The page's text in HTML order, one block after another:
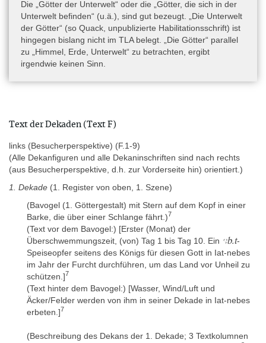
Ideogrammstrich sowie Pluralstrichen (ein Hinweis für eine
Herkunft aus der gleichen Werkstatt).
Sprache
Ägyptisch-Koptisch » Ägyptisch » Mittelägyptisch » traditionelles
das Neue Reich zurückgeht (Leitz 1995, 39: „NR ?“). Für die
Inschrift der 4. Dekade findet sich eine Parallele auf einem Naos
aus der Zeit Nektanebos’ II., die zeigt, dass die Überlieferung auf
dem Naos der Dekaden ziemlich fehlerhaft ist. Die horizontale
Bänderinschrift hat die typische Dreifachsetzung des Alten Reichs
beim Substantiv Plural, sogar beim Partizip Plural, vielleicht um
ihn den Eindruck eines altehrwürdigen Textes zu verleihen. Die
Kosmogonie enthält eine narrative Konstruktion, die vielleicht
sprachgeschichtlich auf die 18. oder 19. Dynastie zurückgeht
(Vernus, Stauder:
ḫpr swt in Z. E.12). Andererseits finden sich in
der Kosmogonie auch sprachlich neuägyptische oder demotische
Merkmale: die Präposition m in der pronominalen Form n-jm
E.19); ein zweigliedriger pw -Satz (Z. E.18) sowie zweimal ein
-Satz (Z. E.14 und E.18-19), jeweils nach dem
Umstandskonverter
jw
Bearbeitungsgeschichte
Die „Götter der Unterwelt“ oder die „Götter, die sich in der
Unterwelt befinden“ (u.ä.), sind gut bezeugt. „Die Unterwelt
der Götter“ (so Quack, unpublizierte Habilitationsschrift) ist
hingegen bislang nicht im TLA belegt. „Die Götter“ parallel
zu „Himmel, Erde, Unterwelt“ zu betrachten, ergibt
irgendwie keinen Sinn.
Text der Dekaden (Text F)
links (Besucherperspektive) (F.1-9)
(Alle Dekanfiguren und alle Dekaninschriften sind nach rechts
(aus Besucherperspektive, d.h. zur Vorderseite hin) orientiert.)
1. Dekade (1. Register von oben, 1. Szene)
(Bavogel (1. Göttergestalt) mit Stern auf dem Kopf in einer
Barke, die über einer Schlange fährt.)7
(Text vor dem Bavogel:) [Erster (Monat) der
Überschwemmungszeit, (von) Tag 1 bis Tag 10. Ein ꜥꜣb.t-
Speiseopfer seitens des Königs für diesen Gott in Iat-nebes
im Jahr der Furcht durchführen, um das Land vor Unheil zu
schützen.]7
(Text hinter dem Bavogel:) [Wasser, Wind/Luft und
Äcker/Felder werden von ihm in seiner Dekade in Iat-nebes
erbeten.]7
(Beschreibung des Dekans der 1. Dekade; 3 Textkolumnen